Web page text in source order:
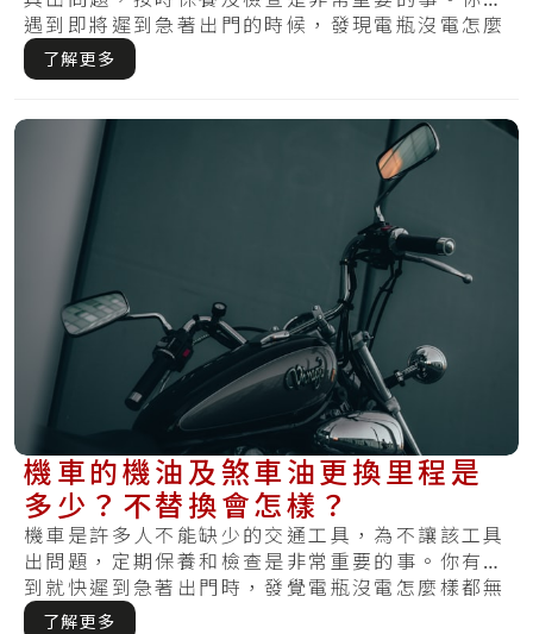
遇到即將遲到急著出門的時候，發現電瓶沒電怎麼
樣皆.....
了解更多
機車的機油及煞車油更換里程是
多少？不替換會怎樣？
機車是許多人不能缺少的交通工具，為不讓該工具
出問題，定期保養和檢查是非常重要的事。你有碰
到就快遲到急著出門時，發覺電瓶沒電怎麼樣都無
法發.....
了解更多